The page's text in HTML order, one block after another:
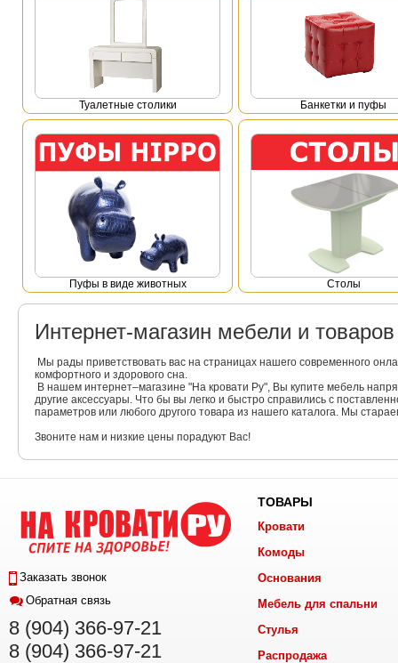
Туалетные столики Банкетки и пуфы
Пуфы в виде животных Столы
Интернет-магазин мебели и
Мы рады приветствовать вас на страницах нашего современного
комфортного и здорового сна.
В нашем интернет–магазине "На кровати Ру", Вы купите мебель
другие аксессуары. Что бы вы легко и быстро справились с
параметров или любого другого товара из нашего каталога. Мы
Звоните нам и низкие цены порадуют Вас!
Заказать звонок
Обратная связь
8 (904) 366-97-21
8 (904) 366-97-21
ТОВАРЫ
Кровати
Комоды
Основания
Мебель для спальни
Стулья
Распродажа